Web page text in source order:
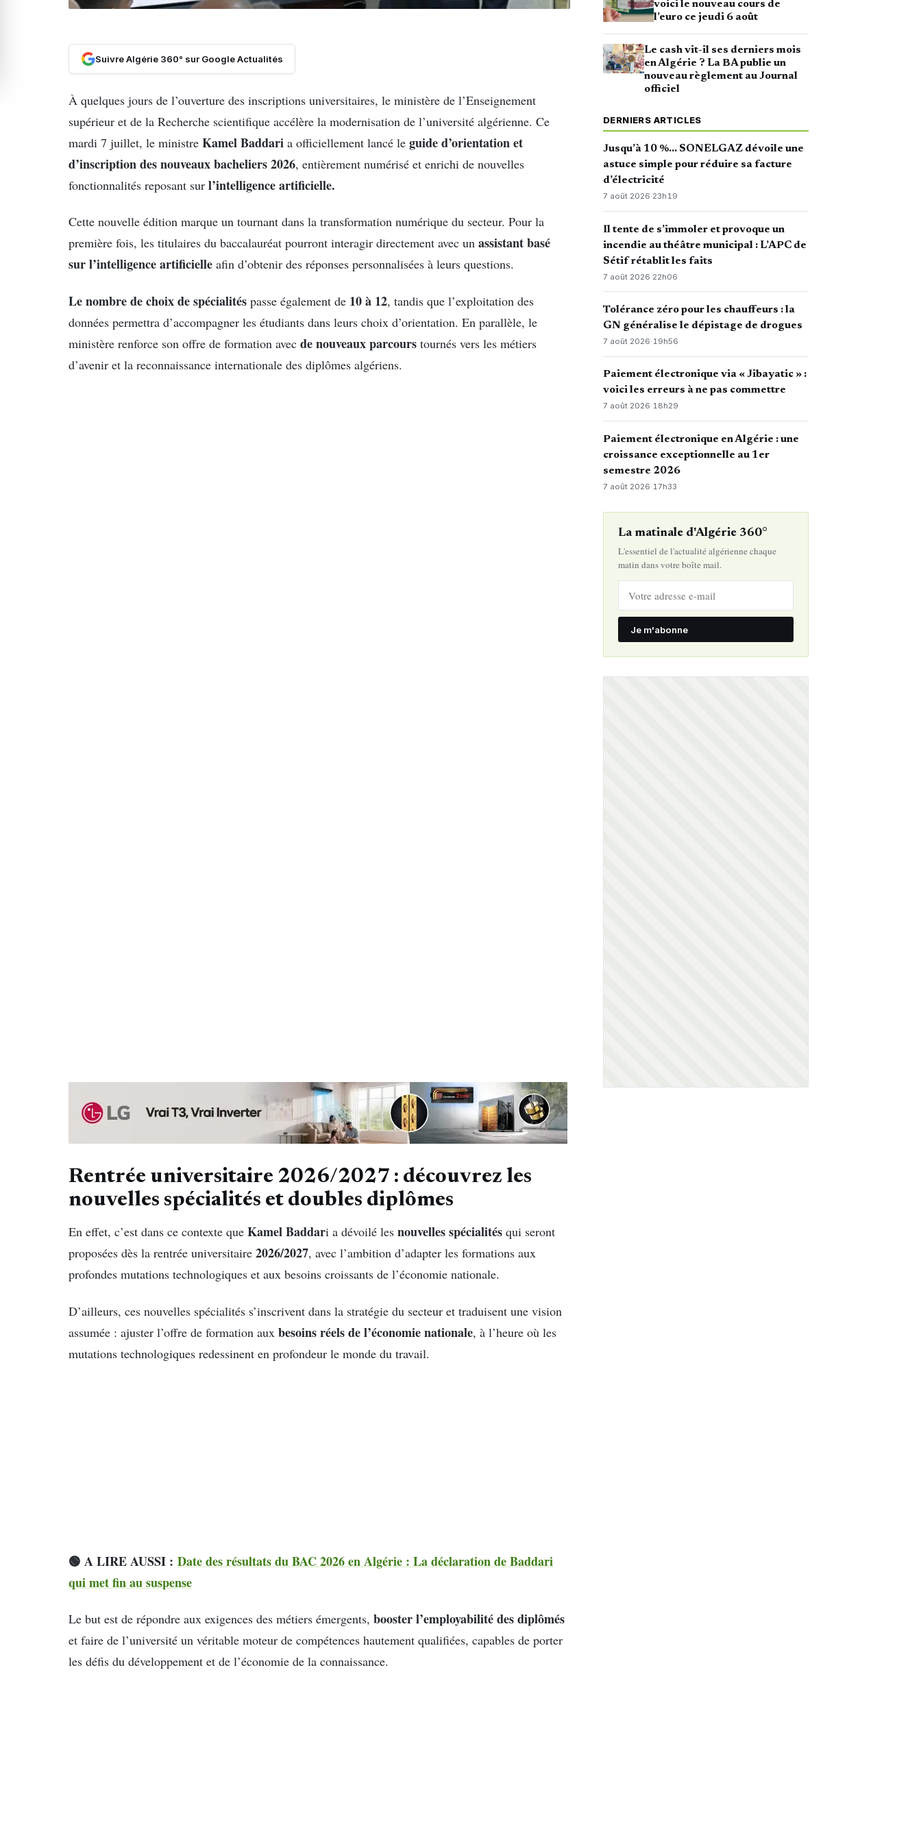
Suivre Algérie 360° sur Google Actualités
À quelques jours de l’ouverture des inscriptions universitaires, le ministère de l’Enseignement
supérieur et de la Recherche scientifique accélère la modernisation de l’université algérienne. Ce
mardi 7 juillet, le ministre Kamel Baddari a officiellement lancé le guide d’orientation et
d’inscription des nouveaux bacheliers 2026, entièrement numérisé et enrichi de nouvelles
fonctionnalités reposant sur l’intelligence artificielle.
Cette nouvelle édition marque un tournant dans la transformation numérique du secteur. Pour la
première fois, les titulaires du baccalauréat pourront interagir directement avec un assistant basé
sur l’intelligence artificielle afin d’obtenir des réponses personnalisées à leurs questions.
Le nombre de choix de spécialités passe également de 10 à 12, tandis que l’exploitation des
données permettra d’accompagner les étudiants dans leurs choix d’orientation. En parallèle, le
ministère renforce son offre de formation avec de nouveaux parcours tournés vers les métiers
d’avenir et la reconnaissance internationale des diplômes algériens.
Rentrée universitaire 2026/2027 : découvrez les
nouvelles spécialités et doubles diplômes
En effet, c’est dans ce contexte que Kamel Baddari a dévoilé les nouvelles spécialités qui seront
proposées dès la rentrée universitaire 2026/2027, avec l’ambition d’adapter les formations aux
profondes mutations technologiques et aux besoins croissants de l’économie nationale.
D’ailleurs, ces nouvelles spécialités s’inscrivent dans la stratégie du secteur et traduisent une vision
assumée : ajuster l’offre de formation aux besoins réels de l’économie nationale, à l’heure où les
mutations technologiques redessinent en profondeur le monde du travail.
🟢 A LIRE AUSSI : Date des résultats du BAC 2026 en Algérie : La déclaration de Baddari
qui met fin au suspense
Le but est de répondre aux exigences des métiers émergents, booster l’employabilité des diplômés
et faire de l’université un véritable moteur de compétences hautement qualifiées, capables de porter
les défis du développement et de l’économie de la connaissance.
voici le nouveau cours de
l’euro ce jeudi 6 août
Le cash vit-il ses derniers mois
en Algérie ? La BA publie un
nouveau règlement au Journal
officiel
DERNIERS ARTICLES
Jusqu’à 10 %… SONELGAZ dévoile une
astuce simple pour réduire sa facture
d’électricité
7 août 2026·23h19
Il tente de s’immoler et provoque un
incendie au théâtre municipal : L’APC de
Sétif rétablit les faits
7 août 2026·22h06
Tolérance zéro pour les chauffeurs : la
GN généralise le dépistage de drogues
7 août 2026·19h56
Paiement électronique via « Jibayatic » :
voici les erreurs à ne pas commettre
7 août 2026·18h29
Paiement électronique en Algérie : une
croissance exceptionnelle au 1er
semestre 2026
7 août 2026· 17h33
La matinale d'Algérie 360°
L'essentiel de l'actualité algérienne chaque
matin dans votre boîte mail.
Je m'abonne